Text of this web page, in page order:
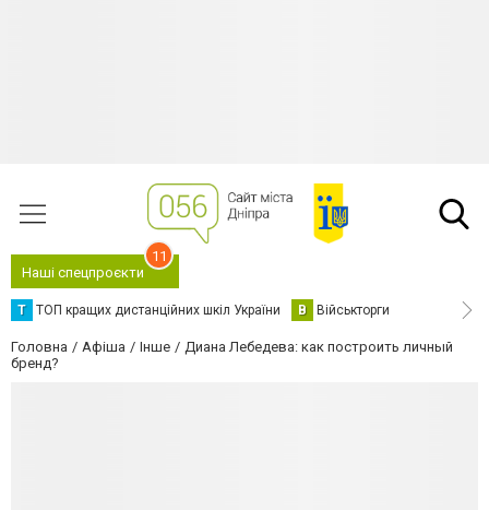
Наші спецпроєкти
11
Т ТОП кращих дистанційних шкіл України В Військторги
Головна Афіша Інше
Диана Лебедева: как построить личный
бренд?